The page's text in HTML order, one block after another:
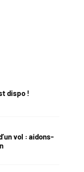
dispo !
vol : aidons-